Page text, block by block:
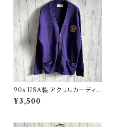
90s USA製 アクリルカーディガ
ン レタード 紫 アメリカ製
¥3,500